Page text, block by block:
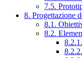
7.5.
8. Progettazione
8.1.
8.2.